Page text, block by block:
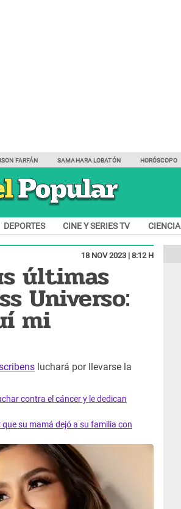
FARFÁN SAMAHARA LOBATÓN HORÓSCOPO
DEPORTES CINE Y SERIES TV CIENCIA
18 NOV 2023 | 8:12 H
últimas
Universo:
mi
luchará por llevarse la
contra el cáncer y le dedican
su mamá dejó a su familia con